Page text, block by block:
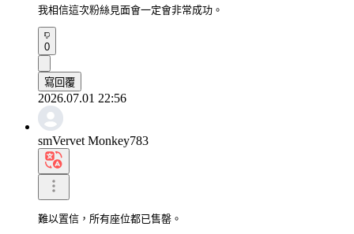
我相信這次粉絲見面會一定會非常成功。
0
寫回覆
2026.07.01 22:56
smVervet Monkey783
難以置信，所有座位都已售罄。